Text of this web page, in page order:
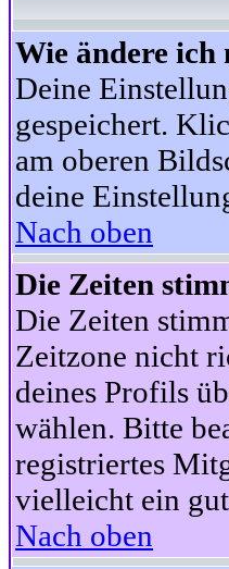
Wie ändere ich
Deine
gespeichert.
am oberen
deine
Nach oben
Die Zeiten
Die Zeiten
Zeitzone nicht
deines Profils
wählen. Bitte
registriertes
vielleicht ein
Nach oben